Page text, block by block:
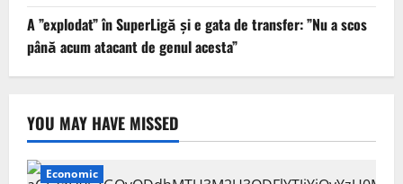
A ”explodat” în SuperLigă și e gata de transfer: ”Nu a scos
până acum atacant de genul acesta”
YOU MAY HAVE MISSED
Economic